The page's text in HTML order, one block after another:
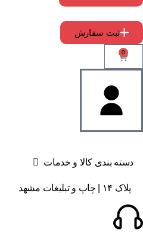
ثبت سفارش
0
دسته بندی کالا و خدمات
پلاک ۱۴ | چاپ و تبلیغات مشهد